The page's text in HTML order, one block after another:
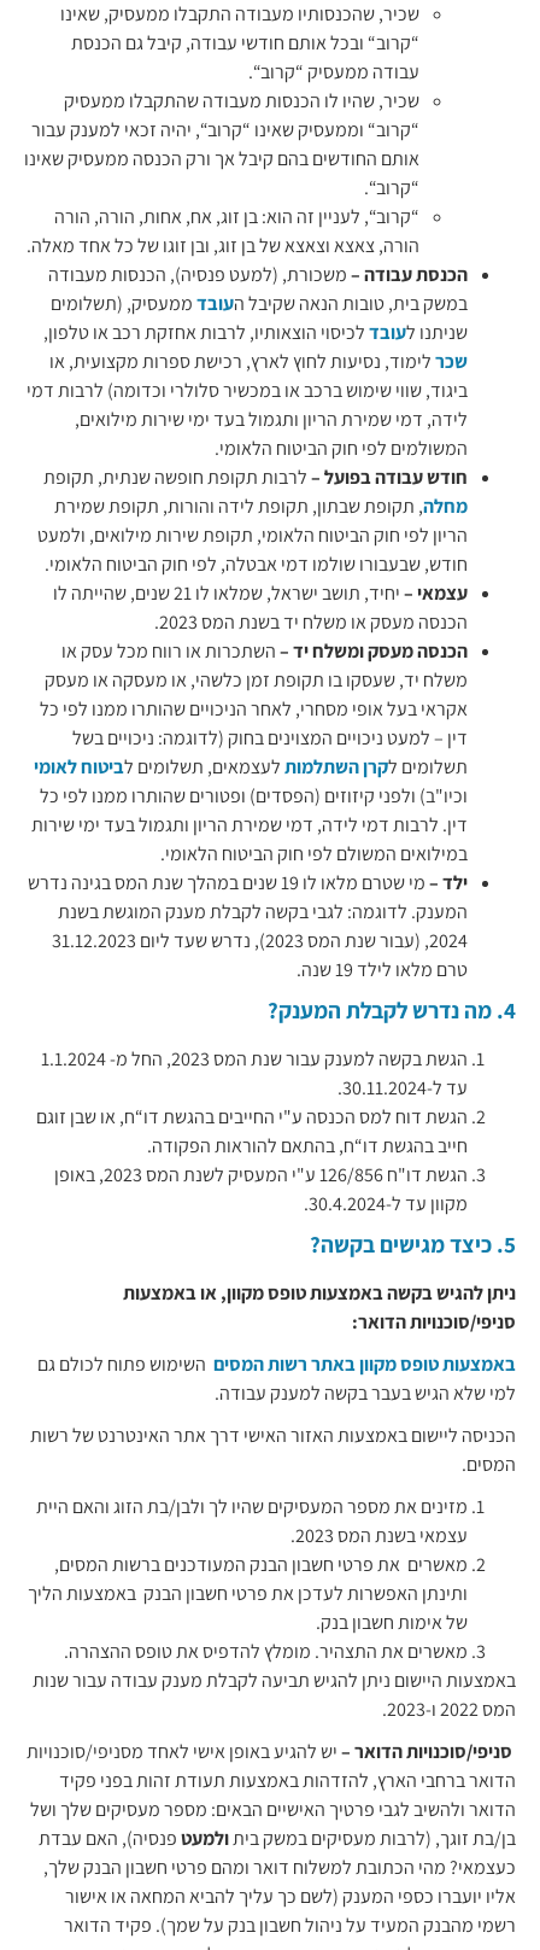
שכיר, שהכנסותיו מעבודה התקבלו ממעסיק, שאינו
“קרוב“ ובכל אותם חודשי עבודה, קיבל גם הכנסת
עבודה ממעסיק “קרוב“.
שכיר, שהיו לו הכנסות מעבודה שהתקבלו ממעסיק
“קרוב“ וממעסיק שאינו “קרוב“, יהיה זכאי למענק עבור
אותם החודשים בהם קיבל אך ורק הכנסה ממעסיק שאינו
“קרוב“.
“קרוב“, לעניין זה הוא: בן זוג, אח, אחות, הורה, הורה
הורה, צאצא וצאצא של בן זוג, ובן זוגו של כל אחד מאלה.
הכנסת עבודה –משכורת, (למעט פנסיה), הכנסות מעבודה
במשק בית, טובות הנאה שקיבל העובדממעסיק, (תשלומים
שניתנו ל עובדלכיסוי הוצאותיו, לרבות אחזקת רכב או טלפון,
שכרלימוד, נסיעות לחוץ לארץ, רכישת ספרות מקצועית, או
ביגוד, שווי שימוש ברכב או במכשיר סלולרי וכדומה) לרבות דמי
לידה, דמי שמירת הריון ותגמול בעד ימי שירות מילואים,
המשולמים לפי חוק הביטוח הלאומי.
חודש עבודה בפועל –לרבות תקופת חופשה שנתית, תקופת
מחלה, תקופת שבתון, תקופת לידה והורות, תקופת שמירת
הריון לפי חוק הביטוח הלאומי, תקופת שירות מילואים, ולמעט
חודש, שבעבורו שולמו דמי אבטלה, לפי חוק הביטוח הלאומי.
עצמאי –
יחיד, תושב ישראל, שמלאו לו 21 שנים, שהייתה לו
הכנסה מעסק או משלח יד בשנת המס 2023.
הכנסה מעסק ומשלח יד –השתכרות או רווח מכל עסק או
משלח יד, שעסקו בו תקופת זמן כלשהי, או מעסקה או מעסק
אקראי בעל אופי מסחרי, לאחר הניכויים שהותרו ממנו לפי כל
דין – למעט ניכויים המצוינים בחוק (לדוגמה: ניכויים בשל
תשלומים ל קרן השתלמותלעצמאים, תשלומים ל ביטוח לאומי
וכיו"ב) ולפני קיזוזים (הפסדים) ופטורים שהותרו ממנו לפי כל
דין. לרבות דמי לידה, דמי שמירת הריון ותגמול בעד ימי שירות
במילואים המשולם לפי חוק הביטוח הלאומי.
ילד –
מי שטרם מלאו לו 19 שנים במהלך שנת המס בגינה נדרש
המענק. לדוגמה: לגבי בקשה לקבלת מענק המוגשת בשנת
2024, (עבור שנת המס 2023), נדרש שעד ליום 31.12.2023
טרם מלאו לילד 19 שנה.
הגשת בקשה למענק עבור שנת המס 2023, החל מ- 1.1.2024
עד ל-30.11.2024.
הגשת דוח למס הכנסה ע"י החייבים בהגשת דו“ח, או שבן זוגם
חייב בהגשת דו“ח, בהתאם להוראות הפקודה.
הגשת דו"ח 126/856 ע"י המעסיק לשנת המס 2023, באופן
מקוון עד ל-30.4.2024.
ניתן להגיש בקשה באמצעות טופס מקוון, או באמצעות
סניפי/סוכנויות הדואר:
באמצעות טופס מקוון באתר רשות המסיםהשימוש פתוח לכולם גם
למי שלא הגיש בעבר בקשה למענק עבודה.
הכניסה ליישום באמצעות האזור האישי דרך אתר האינטרנט של רשות
המסים.
מזינים את מספר המעסיקים שהיו לך ולבן/בת הזוג והאם היית
עצמאי בשנת המס 2023.
מאשרים את פרטי חשבון הבנק המעודכנים ברשות המסים,
ותינתן האפשרות לעדכן את פרטי חשבון הבנק באמצעות הליך
של אימות חשבון בנק.
מאשרים את התצהיר. מומלץ להדפיס את טופס ההצהרה.
באמצעות היישום ניתן להגיש תביעה לקבלת מענק עבודה עבור שנות
המס 2022 ו-2023.
סניפי/סוכנויות הדואר –יש להגיע באופן אישי לאחד מסניפי/סוכנויות
הדואר ברחבי הארץ, להזדהות באמצעות תעודת זהות בפני פקיד
הדואר ולהשיב לגבי פרטיך האישיים הבאים: מספר מעסיקים שלך ושל
בן/בת זוגך, (לרבות מעסיקים במשק ביתולמעטפנסיה), האם עבדת
כעצמאי? מהי הכתובת למשלוח דואר ומהם פרטי חשבון הבנק שלך,
אליו יועברו כספי המענק (לשם כך עליך להביא המחאה או אישור
רשמי מהבנק המעיד על ניהול חשבון בנק על שמך). פקיד הדואר